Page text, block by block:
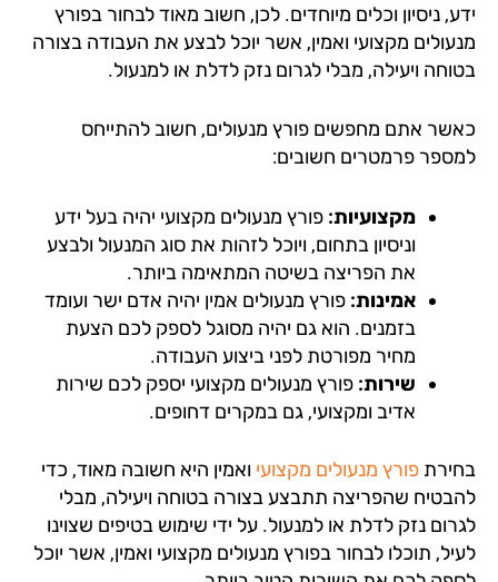
ניסיון וכלים מיוחדים. לכן, חשוב מאוד לבחור בפורץ
מקצועי ואמין, אשר יוכל לבצע את העבודה בצורה
ויעילה, מבלי לגרום נזק לדלת או למנעול.
אתם מחפשים פורץ מנעולים, חשוב להתייחס
פרמטרים חשובים:
מקצועיות:פורץ מנעולים מקצועי יהיה בעל ידע
וניסיון בתחום, ויוכל לזהות את סוג המנעול ולבצע
את הפריצה בשיטה המתאימה ביותר.
אמינות:פורץ מנעולים אמין יהיה אדם ישר ועומד
בזמנים. הוא גם יהיה מסוגל לספק לכם הצעת
מחיר מפורטת לפני ביצוע העבודה.
שירות:פורץ מנעולים מקצועי יספק לכם שירות
אדיב ומקצועי, גם במקרים דחופים.
פורץ מנעולים מקצועיואמין היא חשובה מאוד, כדי
שהפריצה תתבצע בצורה בטוחה ויעילה, מבלי
נזק לדלת או למנעול. על ידי שימוש בטיפים שצוינו
תוכלו לבחור בפורץ מנעולים מקצועי ואמין, אשר יוכל